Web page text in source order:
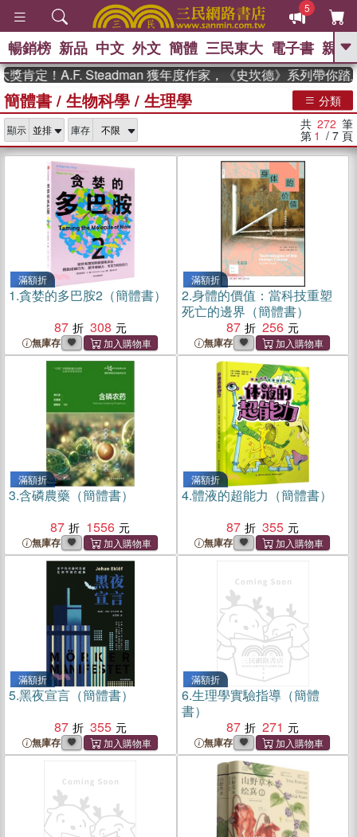
5
GO
熱搜： 東野圭吾 高希均教授回憶錄
、 The Odyssey 、 父親節 、 花開錦
台灣的
李登輝時代 、 數學女孩：黎曼猜想
偉大的迷走神經 、 如果歷史是一
臺灣漫遊錄
暢銷榜 新品 中文 外文 簡體 三民東大 電子書 親子
！A.F. Steadman 獲年度作家，《史坎德》系列帶你踏上熱血
簡體書/ 生物科學/ 生理學 分類
顯示 庫存 共 272 筆
第 1 / 7 頁
滿額折
1.貪婪的多巴胺2（簡體書）
87
308
無庫存
滿額折
2.身體的價值：當科技重塑
死亡的邊界（簡體書）
87
256
無庫存
滿額折
3.含磷農藥（簡體書）
87
1556
無庫存
滿額折
4.體液的超能力（簡體書）
87
355
無庫存
滿額折
5.黑夜宣言（簡體書）
87
355
無庫存
滿額折
6.生理學實驗指導（簡體
書）
87
271
無庫存